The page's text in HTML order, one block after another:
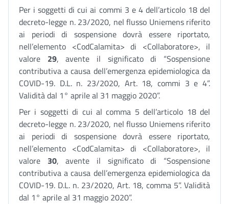
Per i soggetti di cui ai commi 3 e 4 dell’articolo 18 del
decreto-legge n. 23/2020, nel flusso Uniemens riferito
ai periodi di sospensione dovrà essere riportato,
nell’elemento <CodCalamita> di <Collaboratore>, il
valore 29, avente il significato di “Sospensione
contributiva a causa dell’emergenza epidemiologica da
COVID-19. D.L. n. 23/2020, Art. 18, commi 3 e 4”.
Validità dal 1° aprile al 31 maggio 2020”.
Per i soggetti di cui al comma 5 dell’articolo 18 del
decreto-legge n. 23/2020, nel flusso Uniemens riferito
ai periodi di sospensione dovrà essere riportato,
nell’elemento <CodCalamita> di <Collaboratore>, il
valore 30, avente il significato di “Sospensione
contributiva a causa dell’emergenza epidemiologica da
COVID-19. D.L. n. 23/2020, Art. 18, comma 5”. Validità
dal 1° aprile al 31 maggio 2020”.